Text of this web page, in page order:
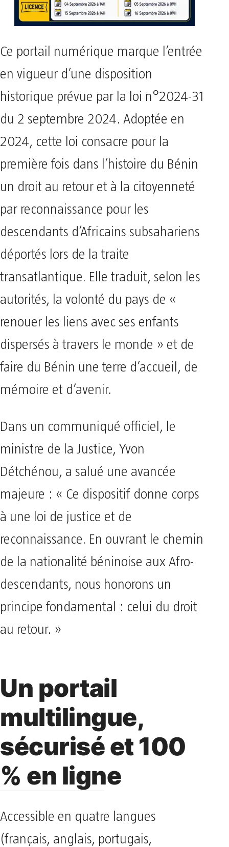
Ce portail numérique marque l’entrée
en vigueur d’une disposition
historique prévue par la loi n°2024-31
du 2 septembre 2024. Adoptée en
2024, cette loi consacre pour la
première fois dans l’histoire du Bénin
un droit au retour et à la citoyenneté
par reconnaissance pour les
descendants d’Africains subsahariens
déportés lors de la traite
transatlantique. Elle traduit, selon les
autorités, la volonté du pays de «
renouer les liens avec ses enfants
dispersés à travers le monde » et de
faire du Bénin une terre d’accueil, de
mémoire et d’avenir.
Dans un communiqué officiel, le
ministre de la Justice, Yvon
Détchénou, a salué une avancée
majeure : « Ce dispositif donne corps
à une loi de justice et de
reconnaissance. En ouvrant le chemin
de la nationalité béninoise aux Afro-
descendants, nous honorons un
principe fondamental : celui du droit
au retour. »
Un portail
multilingue,
sécurisé et 100
% en ligne
Accessible en quatre langues
(français, anglais, portugais,